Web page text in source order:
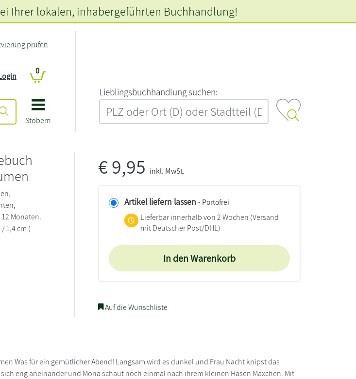
Stöbern
prüfen
0
L‍i‍e‍b‍l‍i‍n‍g‍s‍b‍u‍c‍h‍h‍a‍n‍d‍l‍u‍n‍g‍ ‍s‍u‍c‍h‍e‍n‍:‍
Ihrer lokalen, inhabergeführten Buchhandlung!
Monaten.
1,4 cm (
€9,95 inkl. MwSt.
Artikel liefern lassen - Portofrei
Lieferbar innerhalb von 2 Wochen (Versand
mit Deutscher Post/DHL)
In den Warenkorb
Auf die Wunschliste
Was für ein gemütlicher Abend! Langsam wird es dunkel und Frau Nacht knipst das
eng aneinander und Mona schaut noch einmal nach ihrem kleinen Hasen Mäxchen. Mit